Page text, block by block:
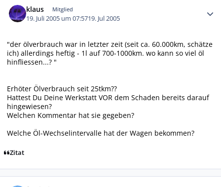
klaus Mitglied
19. Juli 2005 um 07:5719. Jul 2005
"der ölverbrauch war in letzter zeit (seit ca. 60.000km, schätze
ich) allerdings heftig - 1l auf 700-1000km. wo kann so viel öl
hinfliessen...? "
Erhöter Ölverbrauch seit 25tkm??
Hattest Du Deine Werkstatt VOR dem Schaden bereits darauf
hingewiesen?
Welchen Kommentar hat sie gegeben?
Welche Öl-Wechselintervalle hat der Wagen bekommen?
Zitat